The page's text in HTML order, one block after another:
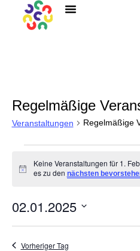
Regelmäßige
Veranstaltungen Regelmäßige
Hinweis
Keine Veranstaltungen für 1.
es zu den nächsten
02.01.2025
Vorheriger Tag